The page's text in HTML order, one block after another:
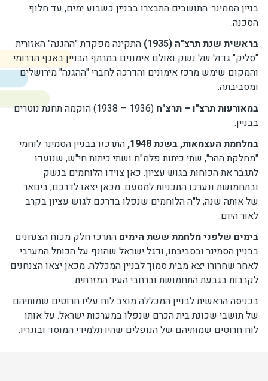
בניין הסמינר. התושבים התבצרו בבניין כשבוע ימים, עד חלוף
הסכנה.
בראשית שנת תרצ"ה (1935)
התקינה מפקדת "ההגנה" האזורית
"סליק" גדול של נשק ואולם אימונים במרתף הבניין באגף הדרומי
והמקום שימש מרכז אימונים והדרכה לחברי "ההגנה" מירושלים
ומסביבתה.
במאורעות תרצ"ו – תרצ"ח
(1936 – 1938) הוקמה תחנת נוטרים
בבניין.
במלחמת העצמאות, בשנת 1948,
התרכזו בבניין הסמינר לוחמי
"מחלקת ההר", שתי כיתות פלמ"ח ושתי כיתות חי"ש, שנועדו
לתגבר את הכוחות בגוש עציון. כאן צוידו הלוחמים בנשק
ובתחמושת ונערכו התכניות למסעם. מכאן יצאו לדרכם, בינואר
של אותה שנה, ל"ה הלוחמים שנפלו בדרכם לגוש עציון בקרב
לאור היום.
בימים שלפני מלחמת ששת הימים התרכז חלק מכוח הצנחנים
בבניין הסמינר ובסביבתו, ודגל ישראל שהונף על הכותל המערבי
לאחר שחרורו יצא מבית סמוך לבניין המכללה. מכאן יצאו הצנחנים
לקרבות בגבעת התחמושת וברחבי העיר המזרחית.
בכניסה הראשית לבניין המכללה מוצב לוח עליו חרוטים שמותיהם
של תושבי שכונת בית הכרם שנפלו במערכות ישראל. על אותו
לוח חרוטים שמותיהם של הנופלים שהיו תלמידי המוסד ובוגריו.